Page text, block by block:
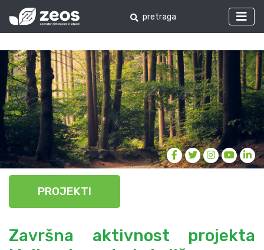
PROJEKTI
Završna aktivnost projekta